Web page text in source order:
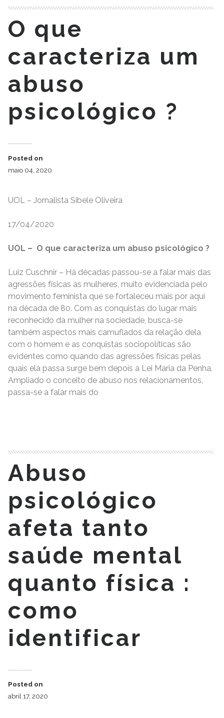
O que
caracteriza um
abuso
psicológico ?
Posted on
maio 04, 2020
UOL – Jornalista Sibele Oliveira
17/04/2020
UOL – O que caracteriza um abuso psicológico ?
Luiz Cuschnir – Há décadas passou-se a falar mais das
agressões físicas às mulheres, muito evidenciada pelo
movimento feminista que se fortaleceu mais por aqui
na década de 80. Com as conquistas do lugar mais
reconhecido da mulher na sociedade, busca-se
também aspectos mais camuflados da relação dela
com o homem e as conquistas sociopolíticas são
evidentes como quando das agressões físicas pelas
quais ela passa surge bem depois a Lei Maria da Penha.
Ampliado o conceito de abuso nos relacionamentos,
passa-se a falar mais do
Abuso
psicológico
afeta tanto
saúde mental
quanto física :
como
identificar
Posted on
abril 17, 2020